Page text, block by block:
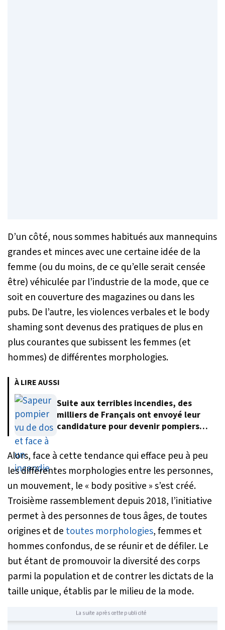
D’un côté, nous sommes habitués aux mannequins
grandes et minces avec une certaine idée de la
femme (ou du moins, de ce qu’elle serait censée
être) véhiculée par l’industrie de la mode, que ce
soit en couverture des magazines ou dans les
pubs. De l’autre, les violences verbales et le body
shamingsont devenus des pratiques de plus en
plus courantes que subissent les femmes (et
hommes) de différentes morphologies.
À LIRE AUSSI
Suite aux terribles incendies, des
milliers de Français ont envoyé leur
candidature pour devenir pompiers
Alors, face à cette tendance qui efface peu à peu
les différentes morphologies entre les personnes,
un mouvement, le « body positive » s’est créé.
Troisième rassemblement depuis 2018, l’initiative
permet à des personnes de tous âges, de toutes
origines et de toutes morphologies, femmes et
hommes confondus, de se réunir et de défiler. Le
but étant de promouvoir la diversité des corps
parmi la population et de contrer les dictats de la
taille unique, établis par le milieu de la mode.
La suite après cette publicité